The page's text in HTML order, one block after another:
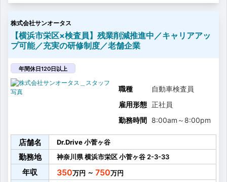
※習得状況に応じて業務を依頼します。
自動車整備学校卒業
↓
エンジニア
↓･･･現場経験年数 約8～10年
↓･･･経験年数 約5年
↓･･･経験年数 約5年
者）
サービス部門から営業部門へ職種変更をするケースが
あります。（希望者のみ）
※ 店長の約半数がサービス出身者です。
※ 上記内容は一例です...
株式会社サンオータス
【横浜市栄区×検査員】残業削減推進中／キャリアアッ
プ可能／充実の研修制度／老舗企業
年間休日120日以上
職種
自動車検査員
雇用形態 正社員
勤務時間 8:00am ～ 8:00pm
店舗名 Dr.Drive 小菅ヶ谷
勤務地 神奈川県横浜市栄区小菅ヶ谷 2-3-33
年収 350 ～ 750